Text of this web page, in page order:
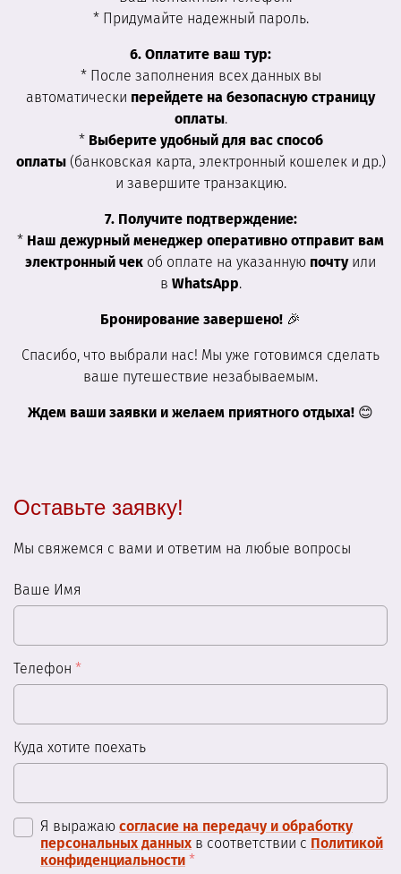
* Придумайте надежный пароль.
6. Оплатите ваш тур:
* После заполнения всех данных вы
автоматически перейдете на безопасную страницу
оплаты.
* Выберите удобный для вас способ
оплаты(банковская карта, электронный кошелек и др.)
и завершите транзакцию.
7. Получите подтверждение:
* Наш дежурный менеджер оперативно отправит вам
электронный чек об оплате на указанную почтуили
в WhatsApp.
Бронирование завершено! 🎉
Спасибо, что выбрали нас! Мы уже готовимся сделать
ваше путешествие незабываемым.
Ждем ваши заявки и желаем приятного отдыха! 😊
Оставьте заявку!
Мы свяжемся с вами и ответим на любые вопросы
Ваше Имя
Телефон *
Куда хотите поехать
Я выражаю согласие на передачу и обработку
персональных данных в соответствии с Политикой
конфиденциальности *